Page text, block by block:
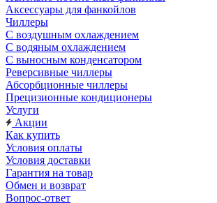
Аксессуары для фанкойлов
Чиллеры
С воздушным охлаждением
С водяным охлаждением
С выносным конденсатором
Реверсивные чиллеры
Абсорбционные чиллеры
Прецизионные кондиционеры
Услуги
Акции
Как купить
Условия оплаты
Условия доставки
Гарантия на товар
Обмен и возврат
Вопрос-ответ